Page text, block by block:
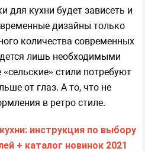
для кухни будет зависеть и
дизайны только
количества современных
лишь необходимыми
стили потребуют
от глаз. А то, что не
в ретро стиле.